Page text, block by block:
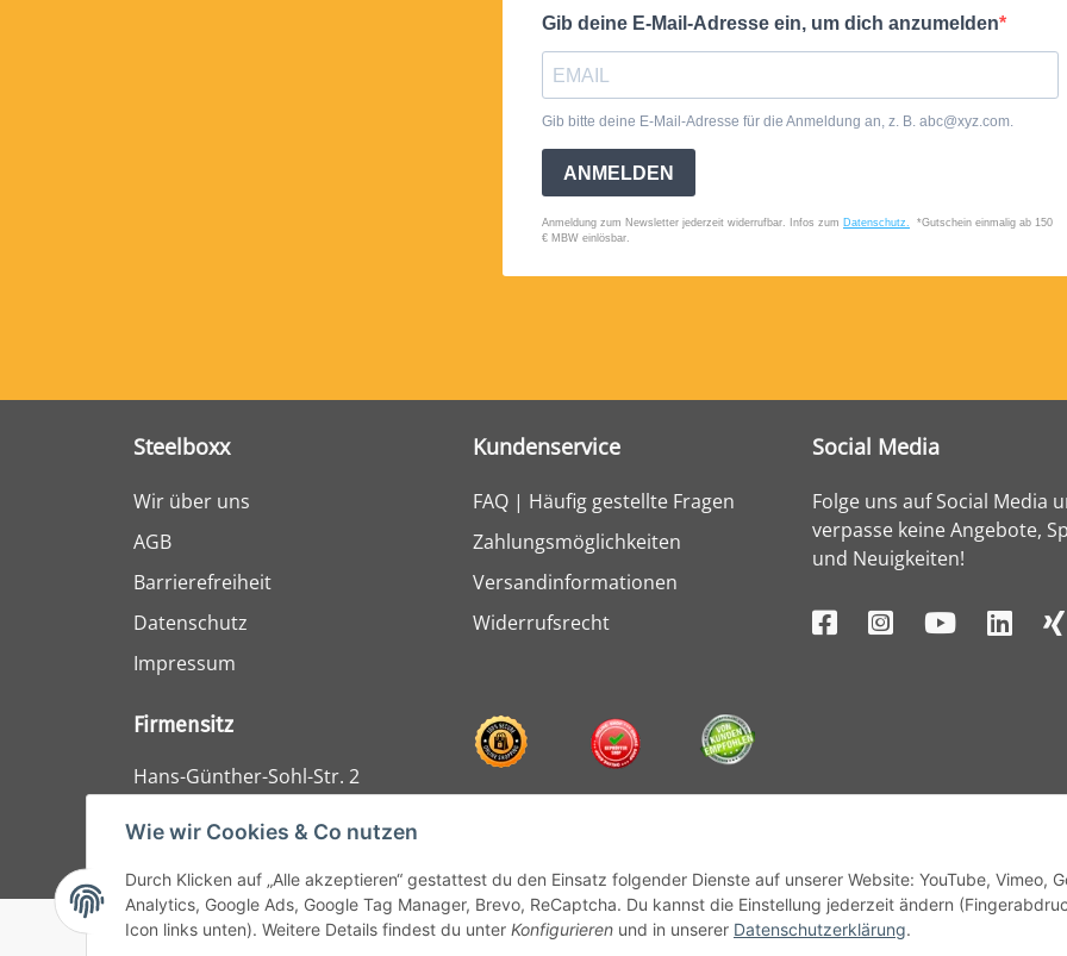
Wie wir Cookies & Co nutzen
Durch Klicken auf „Alle akzeptieren“ gestattest du den Einsatz folgender Dienste auf unserer Website: YouTube, Vimeo,
Analytics, Google Ads, Google Tag Manager, Brevo, ReCaptcha. Du kannst die Einstellung jederzeit ändern
Icon links unten). Weitere Details findest du unter Konfigurieren und in unserer Datenschutzerklärung.
Steelboxx
Wir über uns
AGB
Barrierefreiheit
Datenschutz
Impressum
Kundenservice
FAQ | Häufig gestellte Fragen
Zahlungsmöglichkeiten
Versandinformationen
Widerrufsrecht
Social Media
Folge uns auf Social Media
verpasse keine Angebote,
und Neuigkeiten!
Firmensitz
Hans-Günther-Sohl-Str. 2
© 1964 - 2026 Lüllmann GmbH